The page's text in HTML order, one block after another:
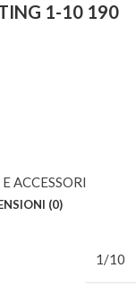
1-10 190
ACCESSORI
(0)
1/10